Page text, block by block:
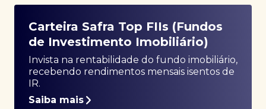
Carteira Safra Top FIIs (Fundos
de Investimento Imobiliário)
Invista na rentabilidade do fundo imobiliário,
recebendo rendimentos mensais isentos de
IR.
Saiba mais